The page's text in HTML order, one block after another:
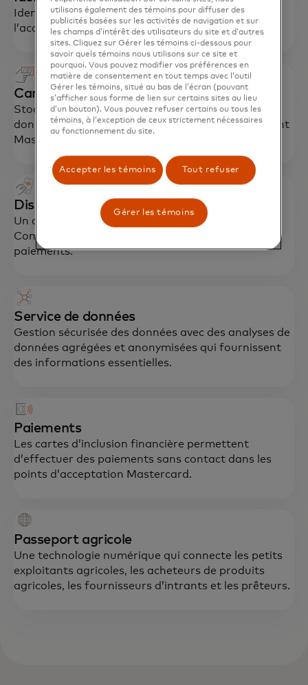
Identifiant sécurisé et accepté pour permettre
l’accès aux services essentiels.
Carte
Stockez les identifiants pour plusieurs produits et
données sur une carte avec une option de paiement
Mastercard.
Dispositif de point d’interaction (POI)
Un appareil intelligent avec un logiciel propriétaire
Community Pass qui permet l’acceptation des
paiements.
Service de données
Gestion sécurisée des données avec des analyses de
données agrégées et anonymisées qui fournissent
des informations essentielles.
Paiements
Les cartes d’inclusion financière permettent
d’effectuer des paiements sans contact dans les
points d’acceptation Mastercard.
Passeport agricole
Une technologie numérique qui connecte les petits
exploitants agricoles, les acheteurs de produits
agricoles, les fournisseurs d’intrants et les prêteurs.
utilisons également des témoins pour diffuser des
publicités basées sur les activités de navigation et sur
les champs d’intérêt des utilisateurs du site et d’autres
sites. Cliquez sur Gérer les témoins ci-dessous pour
savoir quels témoins nous utilisons sur ce site et
pourquoi. Vous pouvez modifier vos préférences en
matière de consentement en tout temps avec l’outil
Gérer les témoins, situé au bas de l’écran (pouvant
s’afficher sous forme de lien sur certains sites au lieu
d’un bouton). Vous pouvez refuser certains ou tous les
témoins, à l’exception de ceux strictement nécessaires
au fonctionnement du site.
Accepter les témoins Tout refuser
Gérer les témoins